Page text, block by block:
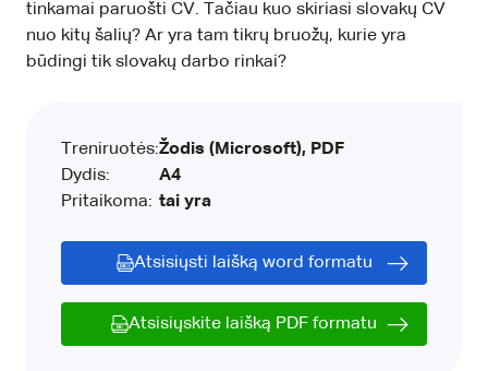
tinkamai paruošti CV. Tačiau kuo skiriasi slovakų CV
nuo kitų šalių? Ar yra tam tikrų bruožų, kurie yra
būdingi tik slovakų darbo rinkai?
Treniruotės:
Dydis:
Pritaikoma:
Žodis (Microsoft), PDF
A4
tai yra
Atsisiųsti laišką word formatu
Atsisiųskite laišką PDF formatu